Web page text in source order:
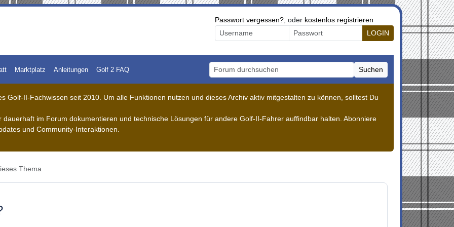
Passwort vergessen? , oder kostenlos registrieren
LOGIN
Marktplatz Anleitungen Golf 2 FAQ
Forum durchsuchen
Suchen
Golf-II-Fachwissen seit 2010. Um alle Funktionen nutzen und dieses Archiv aktiv mitgestalten zu können, solltest Du
im Forum dokumentieren und technische Lösungen für andere Golf-II-Fahrer auffindbar halten. Abonniere
und Community-Interaktionen.
Thema